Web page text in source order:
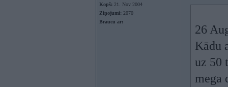
Kopš: 21. Nov 2004
Ziņojumi: 2070
Braucu ar:
26
Kādu
uz 50
mega